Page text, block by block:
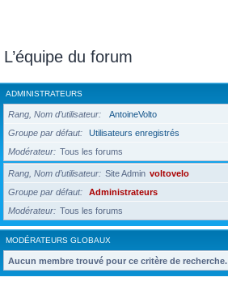
L’équipe du forum
ADMINISTRATEURS
Rang, Nom d’utilisateur
AntoineVolto
Groupe par défaut
Utilisateurs enregistrés
Modérateur
Tous les forums
Rang, Nom d’utilisateur Site Admin voltovelo
Groupe par défaut
Administrateurs
Modérateur
Tous les forums
MODÉRATEURS GLOBAUX
Aucun membre trouvé pour ce critère de recherche.